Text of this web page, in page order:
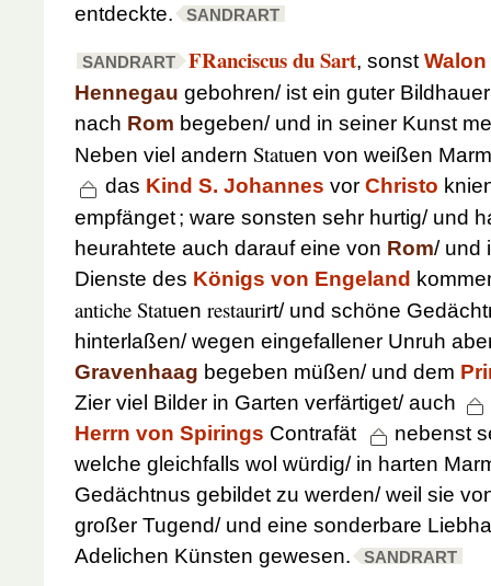
entdeckte.
SANDRART
SANDRART FRanciscus du Sart, sonst Walon
Hennegau gebohren/ ist ein guter
nach Rom begeben/ und in seiner Kunst
Neben viel andern Statuen von weißen
das Kind S. Johannes vor Christo
empfänget; ware sonsten sehr hurtig/ und
heurahtete auch darauf eine von Rom/ und
Dienste des Königs von Engeland
antiche Statuen restaurirt/ und schöne
hinterlaßen/ wegen eingefallener Unruh
Gravenhaag begeben müßen/ und dem
Zier viel Bilder in Garten verfärtiget/ auch
Herrn von Spirings Contrafät
nebenst
welche gleichfalls wol würdig/ in harten
Gedächtnus gebildet zu werden/ weil sie
großer Tugend/ und eine sonderbare
Adelichen Künsten gewesen.
SANDRART